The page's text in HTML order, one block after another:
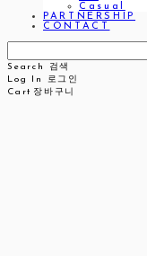
Casual
PARTNERSHIP
CONTACT
Search
검색
Log In
로그인
Cart 장바구니